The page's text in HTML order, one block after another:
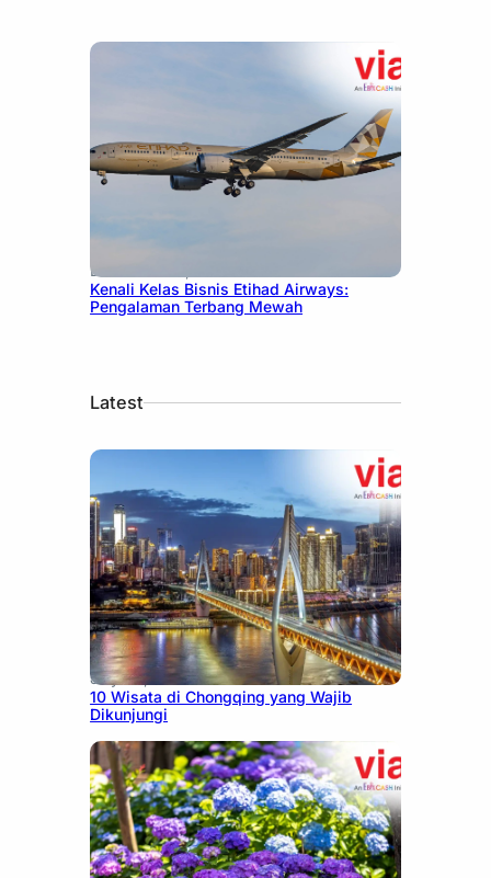
December 27, 2024
Kenali Kelas Bisnis Etihad Airways:
Pengalaman Terbang Mewah
Latest
July 30, 2026
10 Wisata di Chongqing yang Wajib
Dikunjungi